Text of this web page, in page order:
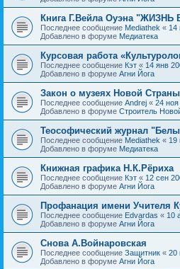
Книга Г.Вейла Оуэна
Последнее сообщение Mediathek « 14
Добавлено в форуме Медиатека
Курсовая работа
Последнее сообщение Кэт « 14 янв
Добавлено в форуме Агни Йога
Закон о музеях Новой Страны
Последнее сообщение Andrej « 24
Добавлено в форуме Строитель
Теософический журнал
Последнее сообщение Mediathek « 19
Добавлено в форуме Медиатека
Книжная графика Н.К.Рёриха
Последнее сообщение Кэт « 12 сен
Добавлено в форуме Агни Йога
Профанация имени Учителя
Последнее сообщение Edvardas « 10
Добавлено в форуме Агни Йога
Снова А.Войнаровская
Последнее сообщение Защитник « 20
Добавлено в форуме Агни Йога